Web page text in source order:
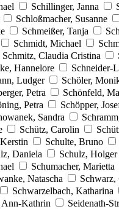
Schillinger, Janna
Schloßmacher, Susanne
Schmeißer, Tanja
Schmidt, Michael
Schmitz, Claudia Cristina
Hannelore
Schneider-
Ludger
Schöler,
Petra Schönfeld,
Petra Schöpper,
Sandra
Schütz, Carolin
Schulte, Bruno
Daniela Schulz, Holger
Schumacher, Marietta
Natascha
Schwarz,
Schwarzelbach, Katharina
Ann-Kathrin
Seidenath-